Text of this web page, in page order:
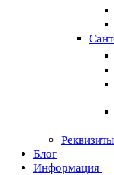
Реквизиты
Блог
Информация